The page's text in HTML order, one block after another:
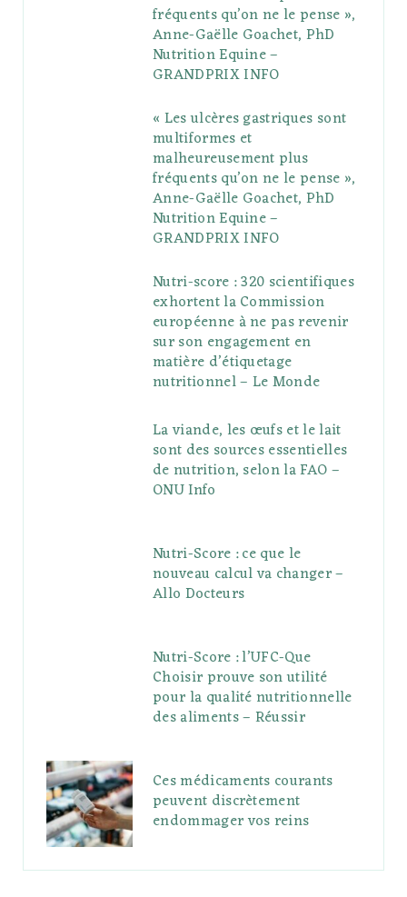
l
s
a
m
s
fréquents qu’on ne le pense »,
Anne-Gaëlle Goachet, PhD
Nutrition Equine –
GRANDPRIX INFO
« Les ulcères gastriques sont
multiformes et
malheureusement plus
fréquents qu’on ne le pense »,
Anne-Gaëlle Goachet, PhD
Nutrition Equine –
GRANDPRIX INFO
Nutri-score : 320 scientifiques
exhortent la Commission
européenne à ne pas revenir
sur son engagement en
matière d’étiquetage
nutritionnel – Le Monde
La viande, les œufs et le lait
sont des sources essentielles
de nutrition, selon la FAO –
ONU Info
Nutri-Score : ce que le
nouveau calcul va changer –
Allo Docteurs
Nutri-Score : l’UFC-Que
Choisir prouve son utilité
pour la qualité nutritionnelle
des aliments – Réussir
Ces médicaments courants
peuvent discrètement
endommager vos reins